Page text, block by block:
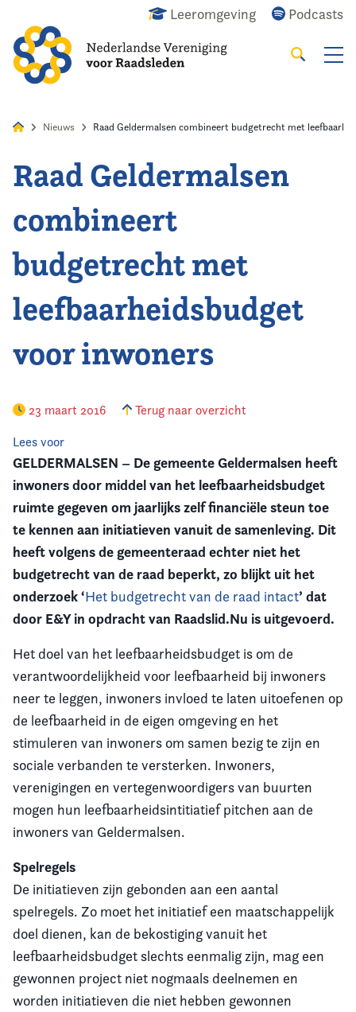
Leeromgeving Podcasts
Zoeken
Home
Agenda
Nieuws
Opleiding
Kennis & Informatie
Nieuws Raad Geldermalsen combineert budgetrecht met
Raad Geldermalsen
combineert
budgetrecht met
leefbaarheidsbudget
voor inwoners
23 maart 2016 Terug naar overzicht
Lees voor
GELDERMALSEN – De gemeente Geldermalsen heeft
inwoners door middel van het leefbaarheidsbudget
ruimte gegeven om jaarlijks zelf financiële steun toe
te kennen aan initiatieven vanuit de samenleving. Dit
heeft volgens de gemeenteraad echter niet het
budgetrecht van de raad beperkt, zo blijkt uit het
onderzoek‘Het budgetrecht van de raad intact’ dat
door E&Y in opdracht van Raadslid.Nu is uitgevoerd.
Het doel van het leefbaarheidsbudget is om de
verantwoordelijkheid voor leefbaarheid bij inwoners
neer te leggen, inwoners invloed te laten uitoefenen op
de leefbaarheid in de eigen omgeving en het
stimuleren van inwoners om samen bezig te zijn en
sociale verbanden te versterken. Inwoners,
verenigingen en vertegenwoordigers van buurten
mogen hun leefbaarheidsintitiatief pitchen aan de
inwoners van Geldermalsen.
Spelregels
De initiatieven zijn gebonden aan een aantal
spelregels. Zo moet het initiatief een maatschappelijk
doel dienen, kan de bekostiging vanuit het
leefbaarheidsbudget slechts eenmalig zijn, mag een
gewonnen project niet nogmaals deelnemen en
worden initiatieven die niet hebben gewonnen